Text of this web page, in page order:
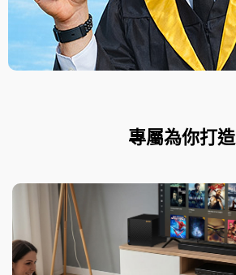
專屬為你打造